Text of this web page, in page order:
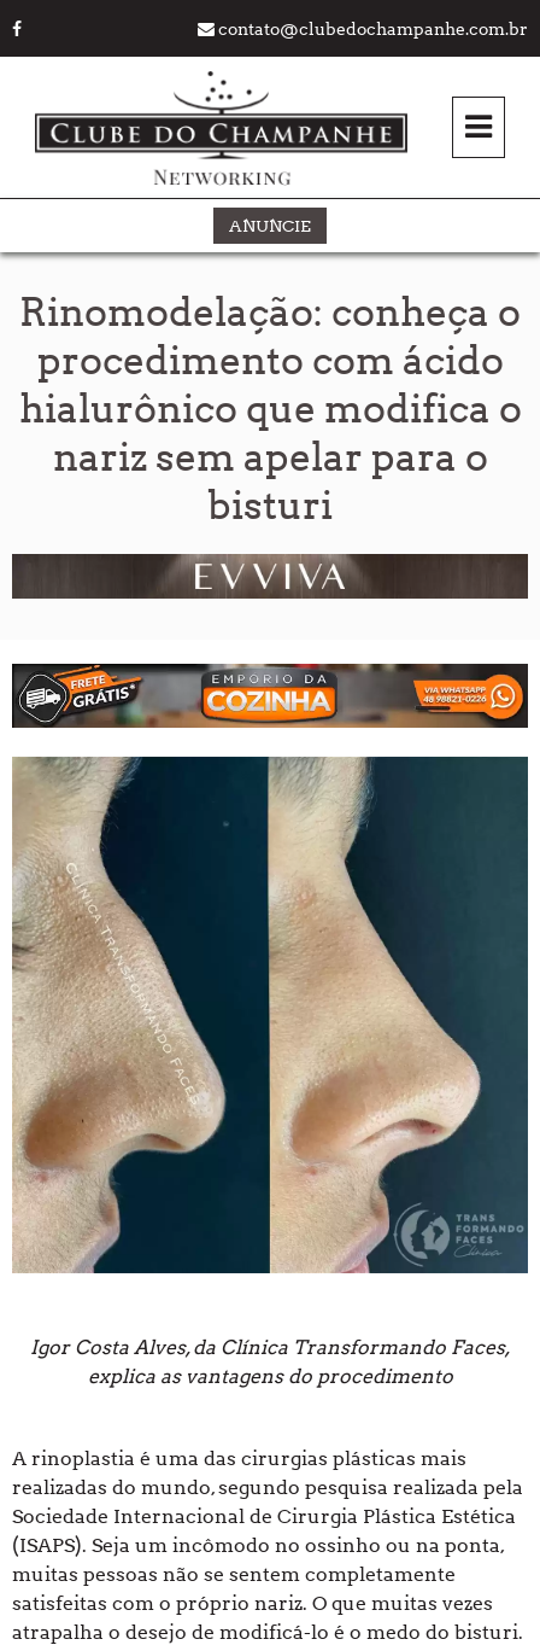
contato@clubedochampanhe.com.br
ANUNCIE
Rinomodelação: conheça o
procedimento com ácido
hialurônico que modifica o
nariz sem apelar para o
bisturi
Igor Costa Alves, da Clínica Transformando Faces,
explica as vantagens do procedimento
A rinoplastia é uma das cirurgias plásticas mais
realizadas do mundo, segundo pesquisa realizada pela
Sociedade Internacional de Cirurgia Plástica Estética
(ISAPS). Seja um incômodo no ossinho ou na ponta,
muitas pessoas não se sentem completamente
satisfeitas com o próprio nariz. O que muitas vezes
atrapalha o desejo de modificá-lo é o medo do bisturi.